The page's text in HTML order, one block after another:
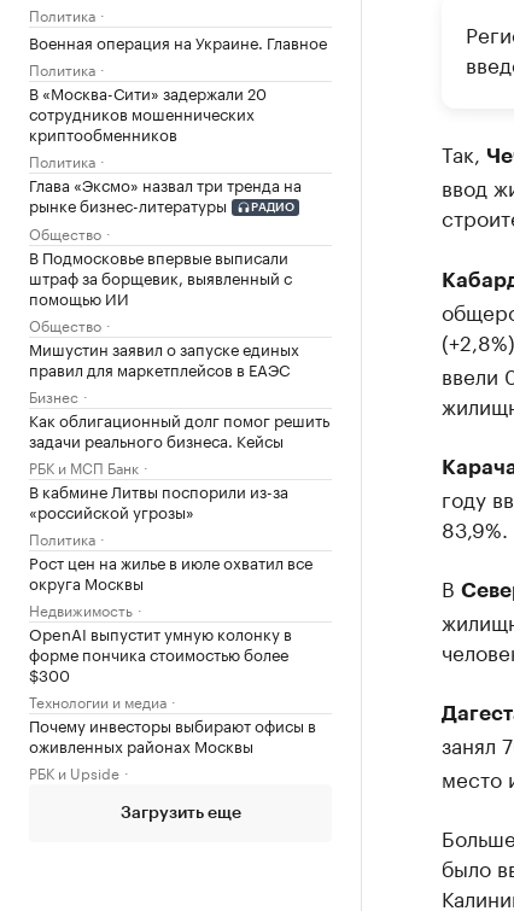
Политика
Военная операция на Украине. Главное
Политика
В «Москва-Сити» задержали 20
сотрудников мошеннических
криптообменников
Политика
Глава «Эксмо» назвал три тренда на
рынке бизнес-литературы
РАДИО
Общество
В Подмосковье впервые выписали
штраф за борщевик, выявленный с
помощью ИИ
Общество
Мишустин заявил о запуске единых
правил для маркетплейсов в ЕАЭС
Бизнес
Как облигационный долг помог решить
задачи реального бизнеса. Кейсы
РБК и МСП Банк
В кабмине Литвы поспорили из-за
«российской угрозы»
Политика
Рост цен на жилье в июле охватил все
округа Москвы
Недвижимость
OpenAI выпустит умную колонку в
форме пончика стоимостью более
$300
Технологии и медиа
Почему инвесторы выбирают офисы в
оживленных районах Москвы
РБК и Upside
Загрузить еще
Так,
ввод
ввели
году
83,9%.
В
занял
место
было